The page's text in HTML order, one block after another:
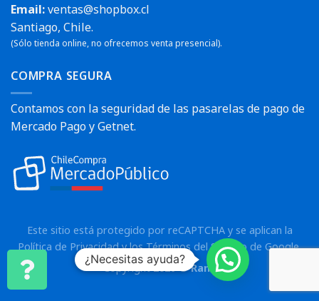
Email:ventas@shopbox.cl
Santiago, Chile.
(Sólo tienda online, no ofrecemos venta presencial).
COMPRA SEGURA
Contamos con la seguridad de las pasarelas de pago de
Mercado Pago y Getnet.
Este sitio está protegido por reCAPTCHA y se aplican la
Política de Privacidady losTérminos del Servicio de Google.
Copyright 2026 ©Rann
¿Necesitas ayuda?